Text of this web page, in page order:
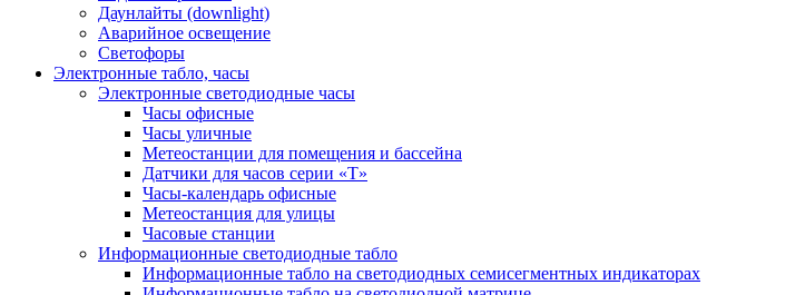
Даунлайты (downlight)
Аварийное освещение
Светофоры
Электронные табло, часы
Электронные светодиодные часы
Часы офисные
Часы уличные
Метеостанции для помещения и бассейна
Датчики для часов серии «Т»
Часы-календарь офисные
Метеостанция для улицы
Часовые станции
Информационные светодиодные табло
Информационные табло на светодиодных семисегментных индикаторах